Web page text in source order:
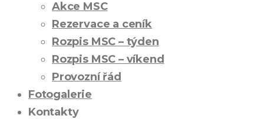
Akce MSC
Rezervace a ceník
Rozpis MSC – týden
Rozpis MSC – víkend
Provozní řád
Fotogalerie
Kontakty